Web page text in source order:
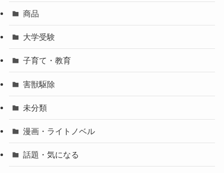
商品
大学受験
子育て・教育
害獣駆除
未分類
漫画・ライトノベル
話題・気になる